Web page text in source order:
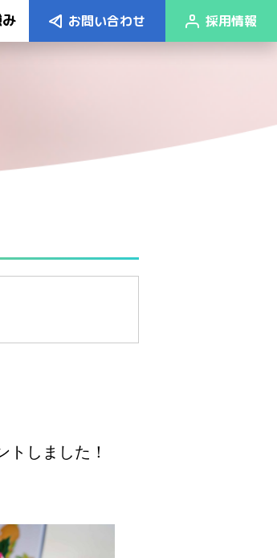
お問い合わせ 採用情報
しました！